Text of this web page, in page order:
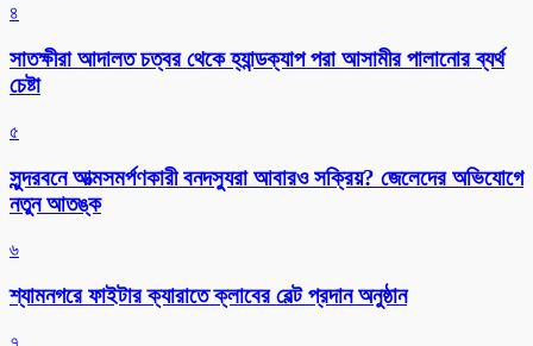
৪
সাতক্ষীরা আদালত চত্বর থেকে হ্যান্ডক্যাপ পরা আসামীর পালানোর ব্যর্থ
চেষ্টা
৫
সুন্দরবনে আত্মসমর্পণকারী বনদস্যুরা আবারও সক্রিয়? জেলেদের অভিযোগে
নতুন আতঙ্ক
৬
শ্যামনগরে ফাইটার ক্যারাতে ক্লাবের বেল্ট প্রদান অনুষ্ঠান
৭